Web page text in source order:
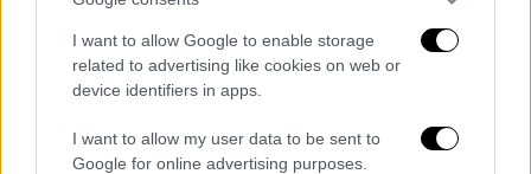
I want to allow Google to enable storage
related to advertising like cookies on web or
device identifiers in apps.
I want to allow my user data to be sent to
Google for online advertising purposes.
επιτρεπόμενοόριο ταχύτητας κατά 120 χλμ/
ώρα και ενεργώντας παράλληλα
επικίνδυνους ελιγμούς.
Αφού τον ακινητοποίησαν στο Περιστέρι,
διενήργησαν και έλεγχομε αλκοολόμετρο